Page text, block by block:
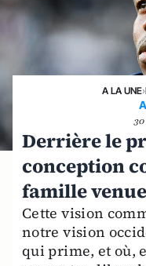
A LA UNE›
Derrière le
conception
famille
Cette vision
notre vision
qui prime, et où,